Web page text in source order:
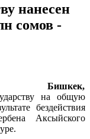
нанесен
сомов -
Бишкек,
на общую
бездействия
Аксыйского